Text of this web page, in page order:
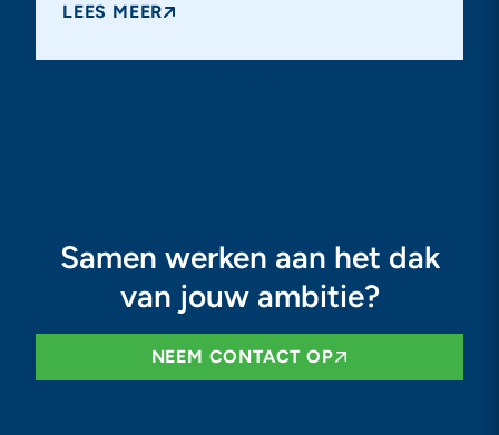
LEES MEER
Samen werken aan het dak
van jouw ambitie?
NEEM CONTACT OP